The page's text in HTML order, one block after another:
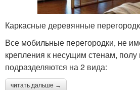
Каркасные деревянные
Все мобильные перегородки, не
крепления к несущим стенам, полу
подразделяются на 2 вида:
читать дальше →